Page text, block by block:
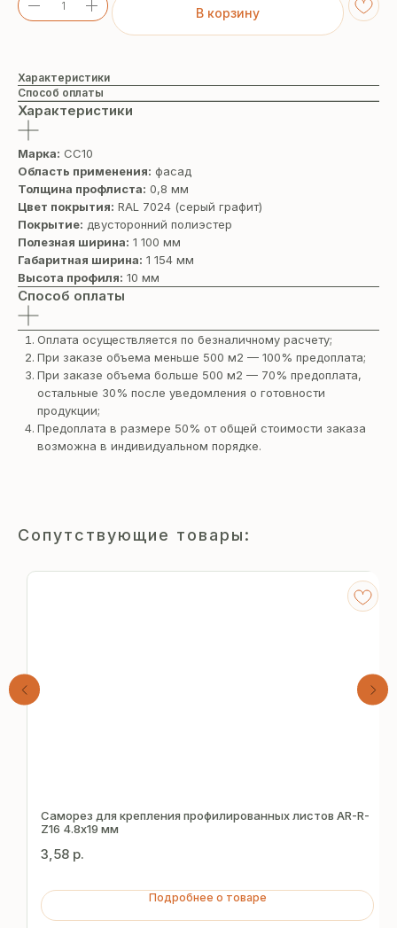
В корзину
Характеристики
Способ оплаты
Характеристики
Марка: СС10
Область применения: фасад
Толщина профлиста: 0,8 мм
Цвет покрытия: RAL 7024 (cерый графит)
Покрытие: двусторонний полиэстер
Полезная ширина: 1 100 мм
Габаритная ширина: 1 154 мм
Высота профиля: 10 мм
Способ оплаты
Оплата осуществляется по безналичному расчету;
При заказе объема меньше 500 м2 — 100% предоплата;
При заказе объема больше 500 м2 — 70% предоплата,
остальные 30% после уведомления о готовности
продукции;
Предоплата в размере 50% от общей стоимости заказа
возможна в индивидуальном порядке.
Сопутствующие товары:
Саморез для крепления профилированных листов AR-R-
Z16 4.8х19 мм
3,58 р.
Подробнее о товаре
бесплатный расчёт
Отправьте заявку — и получите
персональное коммерческое